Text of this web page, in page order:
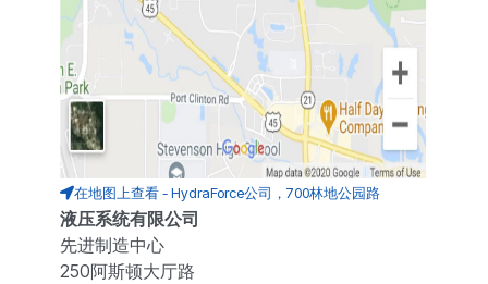
在地图上查看 - HydraForce公司，700林地公园路
液压系统有限公司
先进制造中心
250阿斯顿大厅路